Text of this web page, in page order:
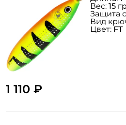
1 110 ₽
Вес: 15
Защита
Вид
Цвет: FT